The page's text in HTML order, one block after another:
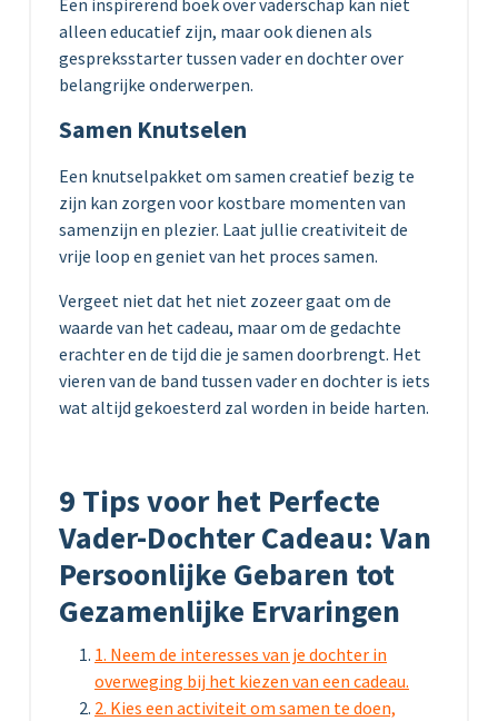
alleen educatief zijn, maar ook dienen als
gespreksstarter tussen vader en dochter over
belangrijke onderwerpen.
Samen Knutselen
Een knutselpakket om samen creatief bezig te
zijn kan zorgen voor kostbare momenten van
samenzijn en plezier. Laat jullie creativiteit de
vrije loop en geniet van het proces samen.
Vergeet niet dat het niet zozeer gaat om de
waarde van het cadeau, maar om de gedachte
erachter en de tijd die je samen doorbrengt. Het
vieren van de band tussen vader en dochter is iets
wat altijd gekoesterd zal worden in beide harten.
9 Tips voor het Perfecte
Vader-Dochter Cadeau: Van
Persoonlijke Gebaren tot
Gezamenlijke Ervaringen
1. Neem de interesses van je dochter in
overweging bij het kiezen van een cadeau.
2. Kies een activiteit om samen te doen,